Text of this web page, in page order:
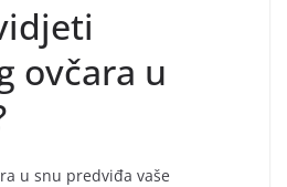
ovčara u
u snu predviđa vaše